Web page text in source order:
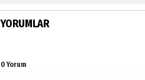
YORUMLAR
0 Yorum